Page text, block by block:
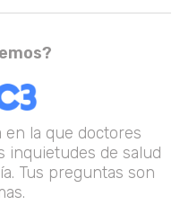
en la que doctores
inquietudes de salud
Tus preguntas son